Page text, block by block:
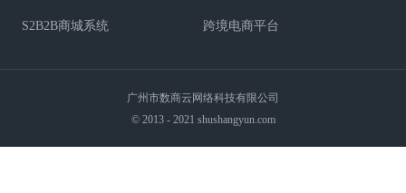
S2B2B商城系统 跨境电商平台
广州市数商云网络科技有限公司
© 2013 - 2021 shushangyun.com